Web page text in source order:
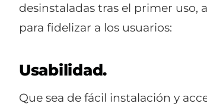
desinstaladas tras el primer
para fidelizar a los usuarios:
Usabilidad.
Que sea de fácil instalación y